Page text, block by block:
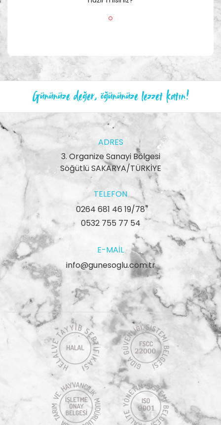
Gününüze değer, öğününüze lezzet katın!
ADRES
3. Organize Sanayi Bölgesi
Söğütlü SAKARYA/TÜRKİYE
TELEFON
0264 681 46 19/78
0532 755 77 54
E-MAIL
info@gunesoglu.com.tr